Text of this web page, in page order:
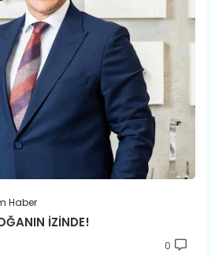
Haber
İZİNDE!
0